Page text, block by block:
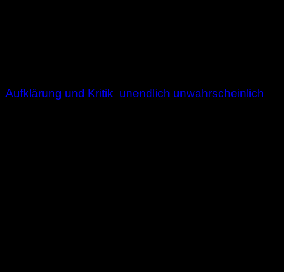
Aufklärung und Kritik unendlich unwahrscheinlich